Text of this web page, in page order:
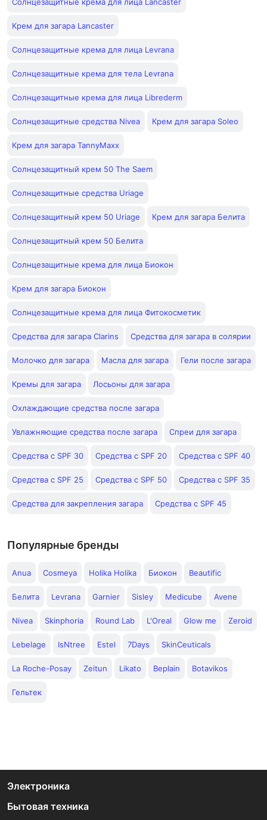
Крем для загара Lancaster
Солнцезащитные крема для лица Levrana
Солнцезащитные крема для тела Levrana
Солнцезащитные крема для лица Librederm
Солнцезащитные средства Nivea Крем для загара Soleo
Крем для загара TannyMaxx
Солнцезащитный крем 50 The Saem
Солнцезащитные средства Uriage
Солнцезащитный крем 50 Uriage Крем для загара Белита
Солнцезащитный крем 50 Белита
Солнцезащитные крема для лица Биокон
Крем для загара Биокон
Солнцезащитные крема для лица Фитокосметик
Средства для загара Clarins Средства для загара в солярии
Молочко для загара Масла для загара Гели после загара
Кремы для загара Лосьоны для загара
Охлаждающие средства после загара
Увлажняющие средства после загара Спреи для загара
Средства с SPF 30 Средства с SPF 20 Средства с SPF 40
Средства с SPF 25 Средства с SPF 50 Средства с SPF 35
Средства для закрепления загара Средства с SPF 45
Популярные бренды
Anua Cosmeya Holika Holika Биокон Beautific
Белита Levrana Garnier Sisley Medicube Avene
Nivea Skinphoria Round Lab L'Oreal Glow me Zeroid
Lebelage IsNtree Estel 7Days SkinCeuticals
La Roche-Posay Zeitun Likato Beplain Botavikos
Гельтек
Электроника
Бытовая техника